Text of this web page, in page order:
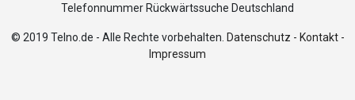
Telefonnummer Rückwärtssuche Deutschland
© 2019 Telno.de - Alle Rechte vorbehalten. Datenschutz - Kontakt -
Impressum